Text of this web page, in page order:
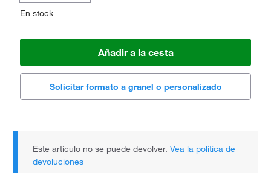
En stock
Añadir a la cesta
Solicitar formato a granel o personalizado
Este artículo no se puede devolver.Vea la política de
devoluciones